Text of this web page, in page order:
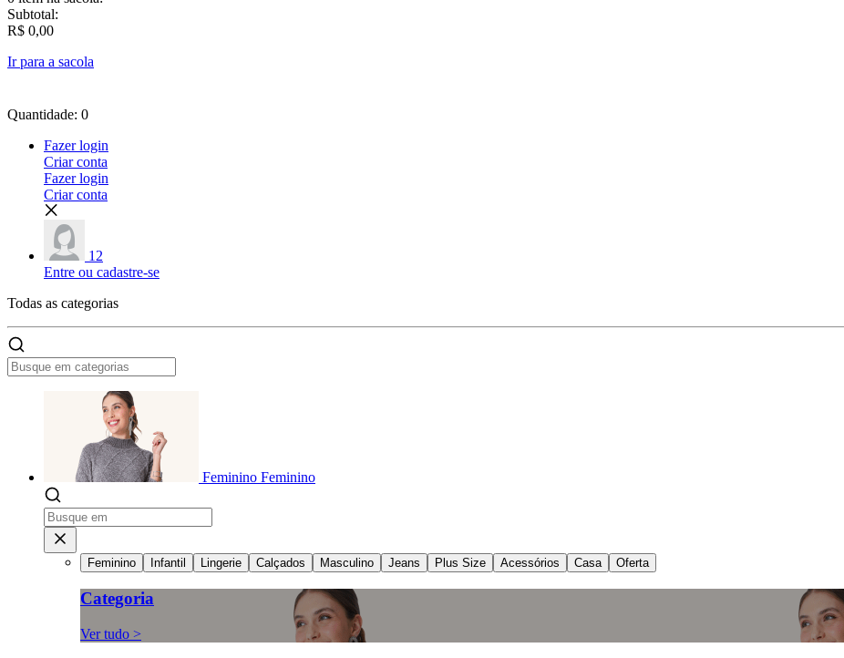
Subtotal:
R$ 0,00
Ir para a sacola
Quantidade: 0
Fazer login
Criar conta
Fazer login
Criar conta
12
Entre ou cadastre-se
Todas as categorias
Feminino Feminino
Feminino Infantil Lingerie Calçados Masculino Jeans Plus Size Acessórios Casa Oferta
Categoria
Ver tudo >